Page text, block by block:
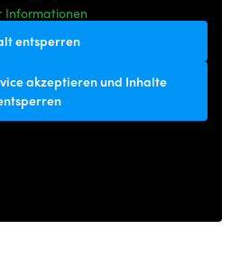
Informationen
entsperren
akzeptieren und Inhalte